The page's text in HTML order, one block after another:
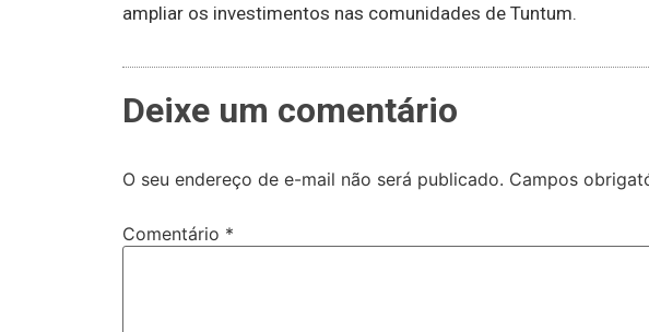
ampliar os investimentos nas comunidades de Tuntum.
Deixe um comentário
O seu endereço de e-mail não será publicado. Campos
Comentário *